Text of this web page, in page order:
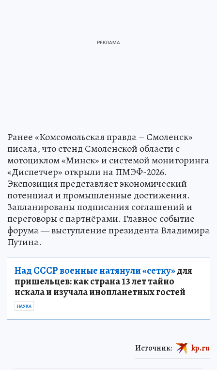
Ранее «Комсомольская правда – Смоленск»
писала, что стенд Смоленской области с
мотоциклом «Минск» и системой мониторинга
«Диспетчер» открыли на ПМЭФ-2026.
Экспозиция представляет экономический
потенциал и промышленные достижения.
Запланированы подписания соглашений и
переговоры с партнёрами. Главное событие
форума — выступление президента Владимира
Путина.
Над СССР военные натянули «сетку»для
пришельцев: как страна 13 лет тайно
искала и изучала инопланетных гостей
НАУКА
Источник: kp.ru